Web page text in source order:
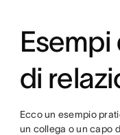
di
Ecco un esempio
un collega o un capo